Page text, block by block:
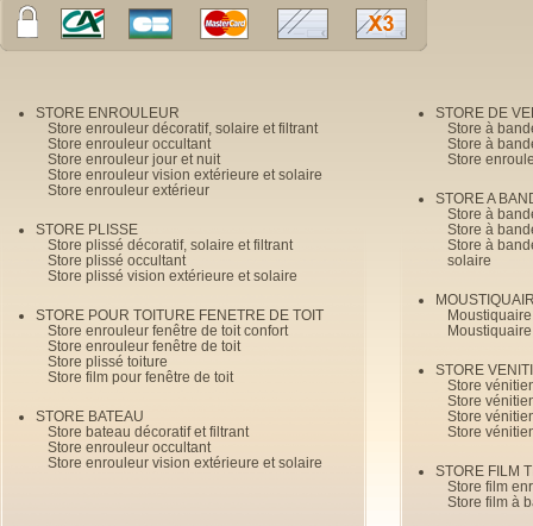
STORE ENROULEUR
Store enrouleur décoratif, solaire et filtrant
Store enrouleur occultant
Store enrouleur jour et nuit
Store enrouleur vision extérieure et solaire
Store enrouleur extérieur
STORE PLISSE
Store plissé décoratif, solaire et filtrant
Store plissé occultant
Store plissé vision extérieure et solaire
STORE POUR TOITURE FENETRE DE TOIT
Store enrouleur fenêtre de toit confort
Store enrouleur fenêtre de toit
Store plissé toiture
Store film pour fenêtre de toit
STORE BATEAU
Store bateau décoratif et filtrant
Store enrouleur occultant
Store enrouleur vision extérieure et solaire
STORE DE
Store à
Store à
Store
STORE A
Store à
Store à
Store à
solaire
STORE
Store
Store
Store
Store
STORE FILM
Store film
Store film à